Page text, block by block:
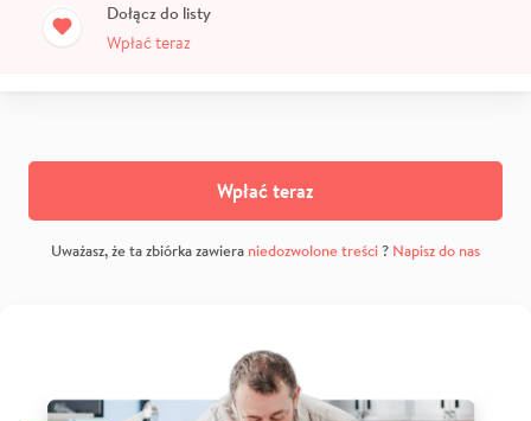
Dołącz do listy
Wpłać teraz
Wpłać teraz
Uważasz, że ta zbiórka zawiera niedozwolone treści? Napisz do nas